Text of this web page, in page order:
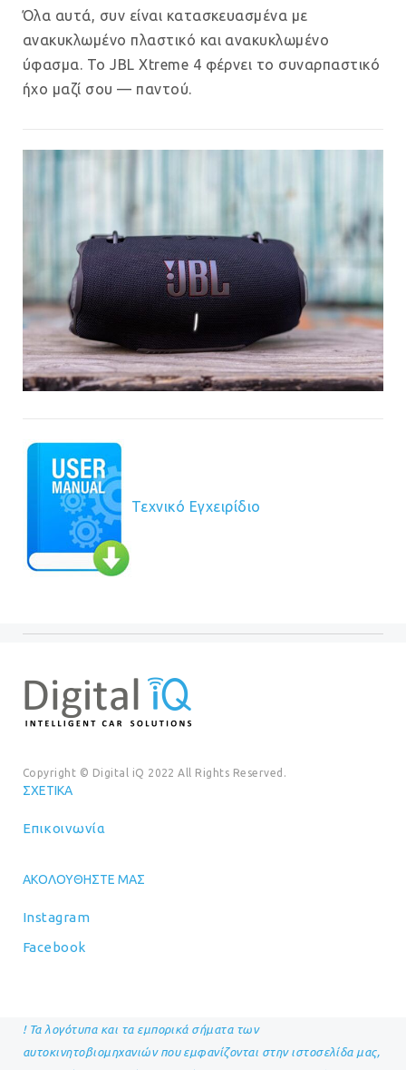
Όλα αυτά, συν είναι κατασκευασμένα με
ανακυκλωμένο πλαστικό και ανακυκλωμένο
ύφασμα. Το JBL Xtreme 4 φέρνει το συναρπαστικό
ήχο μαζί σου — παντού.
Τεχνικό Εγχειρίδιο
Copyright © Digital iQ 2022 All Rights Reserved.
ΣΧΕΤΙΚΆ
Επικοινωνία
ΑΚΟΛΟΥΘΉΣΤΕ ΜΑΣ
Instagram
Facebook
! Τα λογότυπα και τα εμπορικά σήματα των
αυτοκινητοβιομηχανιών που εμφανίζονται στην ιστοσελίδα μας,